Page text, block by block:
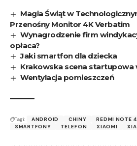
Magia Świąt w
Przenośny Monitor 4K Verbatim
Wynagrodzenie firm
opłaca?
Jaki smartfon dla dziecka
Krakowska scena startupowa
Wentylacja pomieszczeń
Tagi: ANDROID CHINY REDMI NOTE 4
SMARTFONY
TELEFON XIAOMI